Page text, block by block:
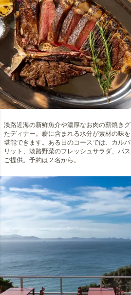
淡路近海の新鮮魚介や濃厚なお肉の薪焼き
たディナー。薪に含まれる水分が素材の味
堪能できます。ある日のコースでは、カル
リット、淡路野菜のフレッシュサラダ、パ
ご提供。予約は２名から。